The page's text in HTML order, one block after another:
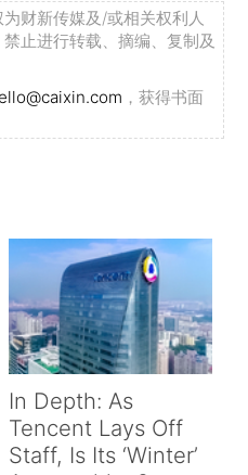
财新传媒及/或相关权利人
止进行转载、摘编、复制及
，获得书面
In Depth: As
Tencent Lays Off
Staff, Is Its ‘Winter’